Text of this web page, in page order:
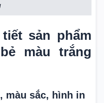
sản phẩm
màu trắng
màu sắc, hình in